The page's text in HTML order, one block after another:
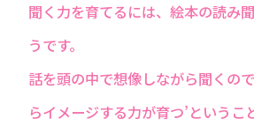
聞く力を育てるには、絵本の読み
うです。
話を頭の中で想像しながら聞くの
らイメージする力が育つ’というこ